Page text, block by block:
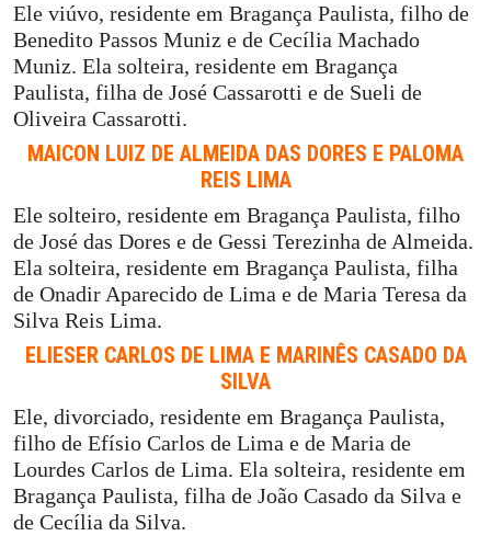
Ele viúvo, residente em Bragança Paulista, filho de
Benedito Passos Muniz e de Cecília Machado
Muniz. Ela solteira, residente em Bragança
Paulista, filha de José Cassarotti e de Sueli de
Oliveira Cassarotti.
MAICON LUIZ DE ALMEIDA DAS DORES E PALOMA
REIS LIMA
Ele solteiro, residente em Bragança Paulista, filho
de José das Dores e de Gessi Terezinha de Almeida.
Ela solteira, residente em Bragança Paulista, filha
de Onadir Aparecido de Lima e de Maria Teresa da
Silva Reis Lima.
ELIESER CARLOS DE LIMA E MARINÊS CASADO DA
SILVA
Ele, divorciado, residente em Bragança Paulista,
filho de Efísio Carlos de Lima e de Maria de
Lourdes Carlos de Lima. Ela solteira, residente em
Bragança Paulista, filha de João Casado da Silva e
de Cecília da Silva.